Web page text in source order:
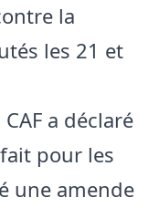
la
les 21 et
a déclaré
pour les
une amende